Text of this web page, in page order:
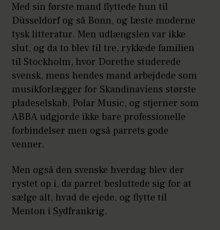
Med sin første mand flyttede hun til
Düsseldorf og så Bonn, og læste moderne
tysk litteratur. Men udlængslen var ikke
slut, og da to blev til tre, rykkede familien
til Stockholm, hvor Dorethe studerede
svensk, mens hendes mand arbejdede som
musikforlægger for Skandinaviens største
pladeselskab, Polar Music, og stjerner som
ABBA udgjorde ikke bare professionelle
forbindelser men også parrets gode
venner.
Men også den svenske hverdag blev der
rystet op i, da parret besluttede sig for at
sælge alt, hvad de ejede, og flytte til
Menton i Sydfrankrig.